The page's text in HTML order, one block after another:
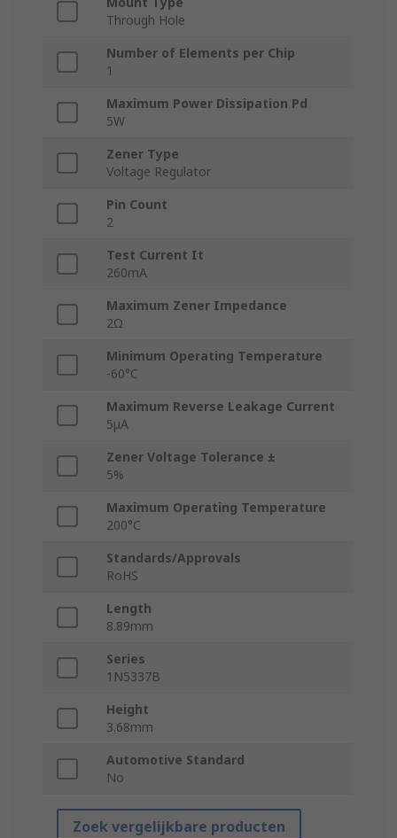
Through Hole
Number of Elements per Chip
1
Maximum Power Dissipation Pd
5W
Zener Type
Voltage Regulator
Pin Count
2
Test Current It
260mA
Maximum Zener Impedance
2Ω
Minimum Operating Temperature
-60°C
Maximum Reverse Leakage Current
5μA
Zener Voltage Tolerance ±
5%
Maximum Operating Temperature
200°C
Standards/Approvals
RoHS
Length
8.89mm
Series
1N5337B
Height
3.68mm
Automotive Standard
No
Zoek vergelijkbare producten